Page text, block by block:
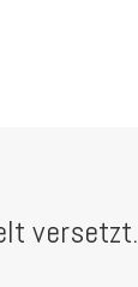
versetzt.